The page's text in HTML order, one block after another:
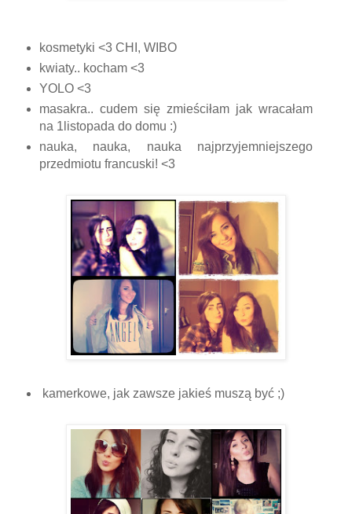
kosmetyki <3 CHI, WIBO
kwiaty.. kocham <3
YOLO <3
masakra.. cudem się zmieściłam jak wracałam
na 1listopada do domu :)
nauka, nauka, nauka najprzyjemniejszego
przedmiotu francuski! <3
kamerkowe, jak zawsze jakieś muszą być ;)